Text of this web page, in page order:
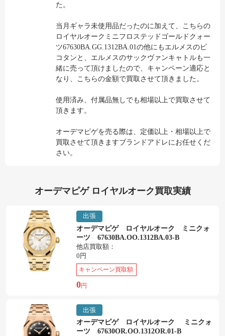
た。
当月ギャラ未使用品だったのに加えて、こちらの
ロイヤルオークミニフロステッドゴールドクォー
ツ67630BA.GG.1312BA.01の他にもエルメスのピ
コタンと、エルメスのサックヴァンキャトルも一
緒に売って頂けましたので、キャンペーン適応と
なり、こちらの金額で買取させて頂きました。
使用済み、付属品無しでも相場以上で買取させて
頂きます。
オーデマピゲを売る際は、定価以上・相場以上で
買取させて頂きますブランドアドレにお任せくだ
さい。
オーデマピゲ ロイヤルオーク買取実績
出張
オーデマピゲ ロイヤルオーク ミニクォ
ーツ 67630BA.OO.1312BA.03-B
他店買取額：
0円
キャンペーン買取額
0円
出張
オーデマピゲ ロイヤルオーク ミニクォ
ーツ 67630OR.OO.1312OR.01-B